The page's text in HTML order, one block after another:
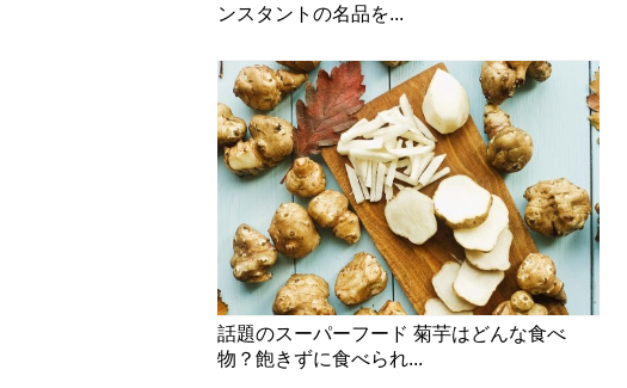
ンスタントの名品を...
話題のスーパーフード 菊芋はどんな食べ
物？飽きずに食べられ...